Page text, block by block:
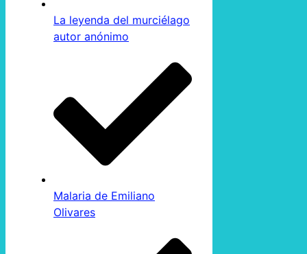
La leyenda del murciélago
autor anónimo
Malaria de Emiliano
Olivares